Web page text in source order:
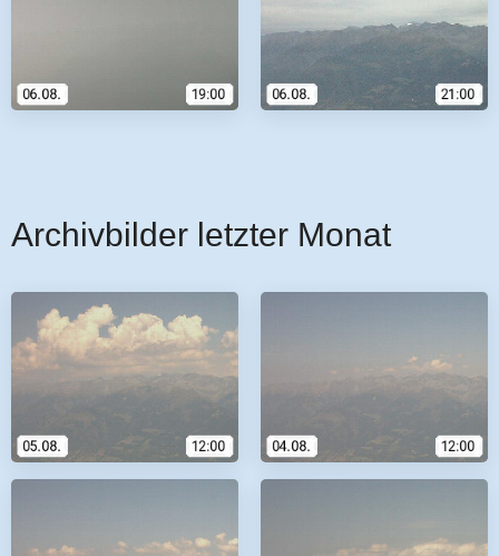
Archivbilder letzter Monat